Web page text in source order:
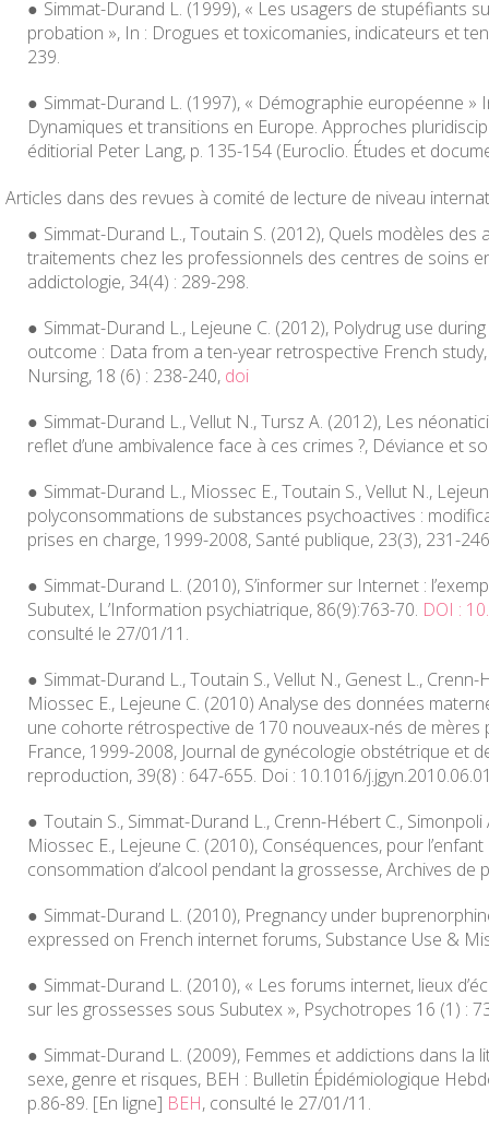
Simmat-Durand L. (1999), « Les usagers de stupéfiants
probation », In : Drogues et toxicomanies, indicateurs et
239.
Simmat-Durand L. (1997), « Démographie européenne »
Dynamiques et transitions en Europe. Approches
éditiorial Peter Lang, p. 135-154 (Euroclio. Études et
Articles dans des revues à comité de lecture de niveau
Simmat-Durand L., Toutain S. (2012), Quels modèles des
traitements chez les professionnels des centres de soins
addictologie, 34(4) : 289-298.
Simmat-Durand L., Lejeune C. (2012), Polydrug use
outcome : Data from a ten-year retrospective French
Nursing, 18 (6) : 238-240, doi
Simmat-Durand L., Vellut N., Tursz A. (2012), Les
reflet d’une ambivalence face à ces crimes ?, Déviance et
Simmat-Durand L., Miossec E., Toutain S., Vellut N.,
polyconsommations de substances psychoactives :
prises en charge, 1999-2008, Santé publique, 23(3), 231-
Simmat-Durand L. (2010), S’informer sur Internet :
Subutex, L’Information psychiatrique, 86(9):763-70. DOI :
consulté le 27/01/11.
Simmat-Durand L., Toutain S., Vellut N., Genest L., Crenn-
Miossec E., Lejeune C. (2010) Analyse des données
une cohorte rétrospective de 170 nouveaux-nés de mères
France, 1999-2008, Journal de gynécologie obstétrique et
reproduction, 39(8) : 647-655. Doi : 10.1016/
Toutain S., Simmat-Durand L., Crenn-Hébert C., Simonpoli
Miossec E., Lejeune C. (2010), Conséquences, pour
consommation d’alcool pendant la grossesse,Archives de
Simmat-Durand L. (2010), Pregnancy under
expressed on French internet forums, Substance Use &
Simmat-Durand L. (2010), « Les forums internet, lieux
sur les grossesses sous Subutex », Psychotropes 16 (1) :
Simmat-Durand L. (2009), Femmes et addictions dans la
sexe, genre et risques, BEH : Bulletin Épidémiologique
p.86-89. [En ligne] BEH, consulté le 27/01/11.